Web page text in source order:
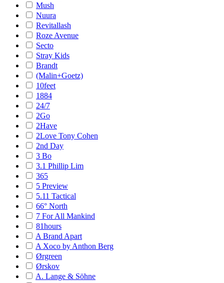
Mush
Nuura
Revitallash
Roze Avenue
Secto
Stray Kids
Brandt
(Malin+Goetz)
10feet
1884
24/7
2Go
2Have
2Love Tony Cohen
2nd Day
3 Bo
3.1 Phillip Lim
365
5 Preview
5.11 Tactical
66° North
7 For All Mankind
81hours
A Brand Apart
A Xoco by Anthon Berg
Ørgreen
Ørskov
A. Lange & Söhne